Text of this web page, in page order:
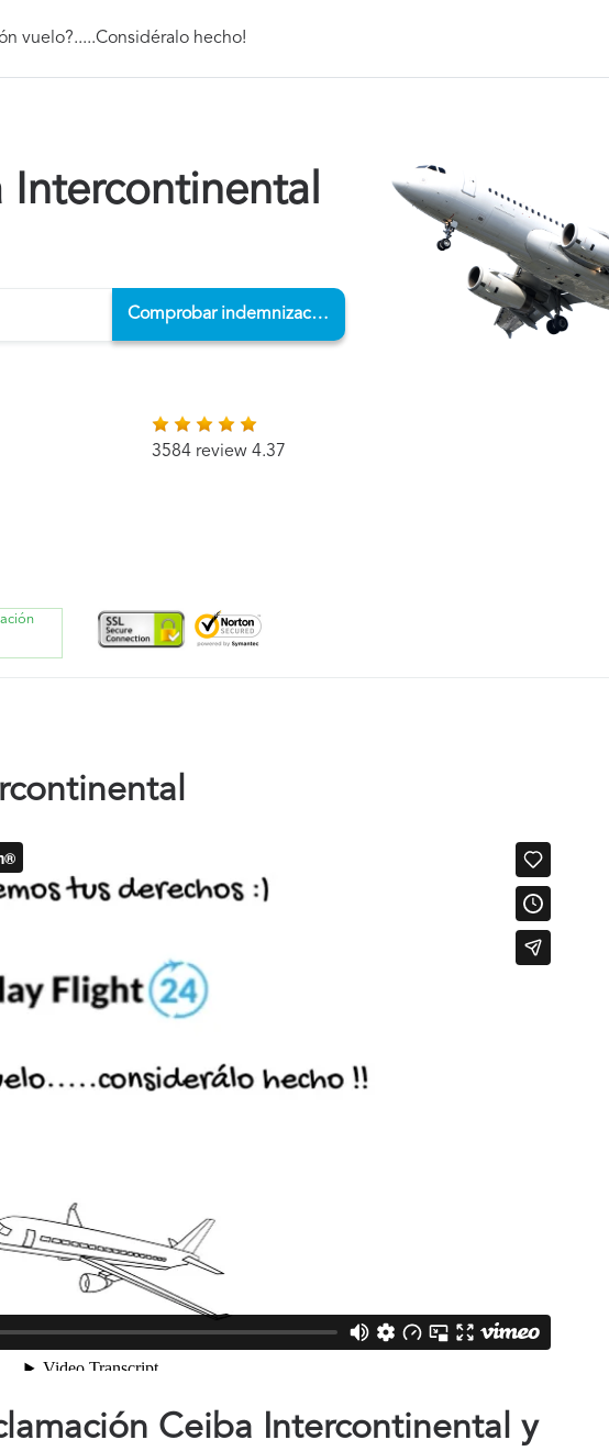
vuelo?.....Considéralo hecho!
Intercontinental
Comprobar indemnización
3584 review 4.37
Ceiba Intercontinental y